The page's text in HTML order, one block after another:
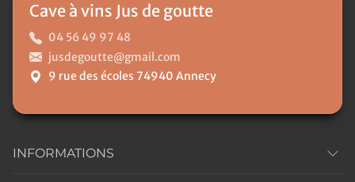
Cave à vins Jus de goutte
04 56 49 97 48
jusdegoutte@gmail.com
9 rue des écoles 74940 Annecy
INFORMATIONS